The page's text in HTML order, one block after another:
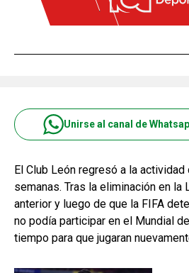
Unirse al canal de
El Club León regresó a la
semanas. Tras la eliminación en
anterior y luego de que la FIFA
no podía participar en el Mundial
tiempo para que jugaran